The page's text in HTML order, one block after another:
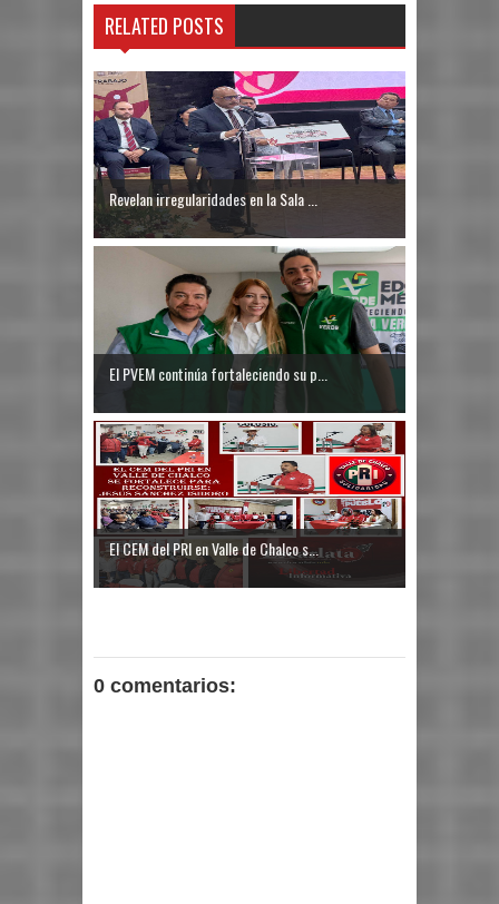
RELATED POSTS
Revelan irregularidades en la Sala ...
El PVEM continúa fortaleciendo su p...
El CEM del PRI en Valle de Chalco s...
0 comentarios: